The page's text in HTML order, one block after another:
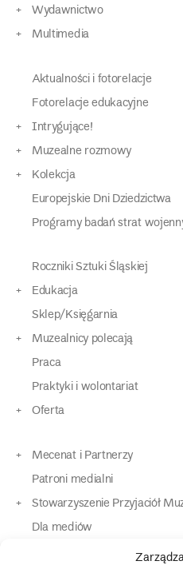
Wydawnictwo
Multimedia
Aktualności i fotorelacje
Fotorelacje edukacyjne
Intrygujące!
Muzealne rozmowy
Kolekcja
Europejskie Dni Dziedzictwa
Programy badań strat
Roczniki Sztuki Śląskiej
Edukacja
Sklep/Księgarnia
Muzealnicy polecają
Praca
Praktyki i wolontariat
Oferta
Mecenat i Partnerzy
Patroni medialni
Stowarzyszenie Przyjaciół
Dla mediów
Dla osób o specjalnych